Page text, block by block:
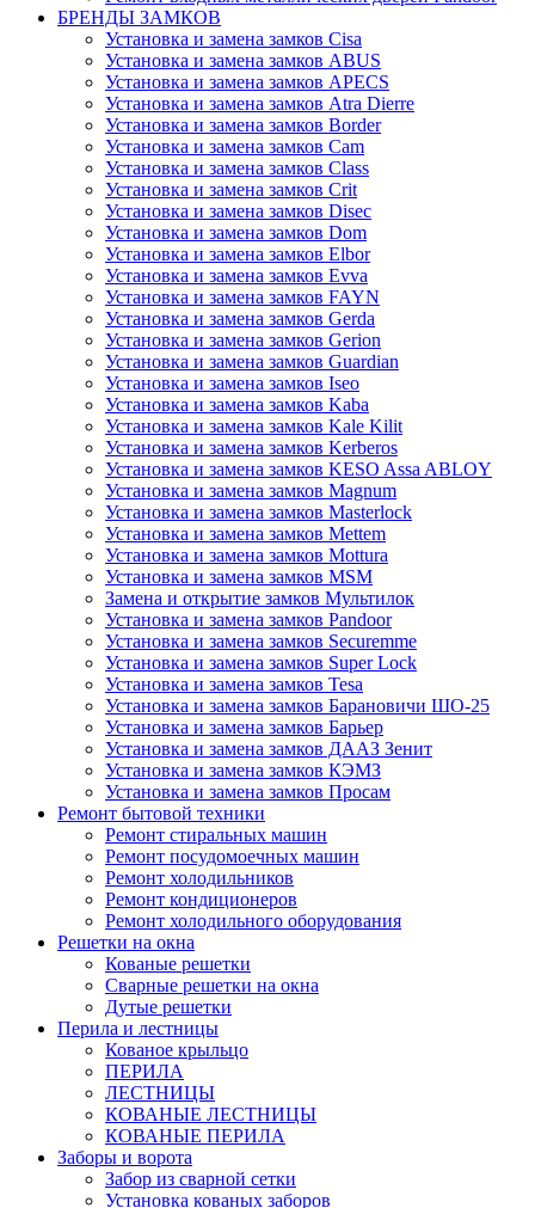
БРЕНДЫ ЗАМКОВ
Установка и замена замков Cisa
Установка и замена замков ABUS
Установка и замена замков APECS
Установка и замена замков Atra Dierre
Установка и замена замков Border
Установка и замена замков Cam
Установка и замена замков Class
Установка и замена замков Crit
Установка и замена замков Disec
Установка и замена замков Dom
Установка и замена замков Elbor
Установка и замена замков Evva
Установка и замена замков FAYN
Установка и замена замков Gerda
Установка и замена замков Gerion
Установка и замена замков Guardian
Установка и замена замков Iseo
Установка и замена замков Kaba
Установка и замена замков Kale Kilit
Установка и замена замков Kerberos
Установка и замена замков KESO Assa ABLOY
Установка и замена замков Magnum
Установка и замена замков Masterlock
Установка и замена замков Mettem
Установка и замена замков Mottura
Установка и замена замков MSM
Замена и открытие замков Мультилок
Установка и замена замков Pandoor
Установка и замена замков Securemme
Установка и замена замков Super Lock
Установка и замена замков Tesa
Установка и замена замков Барановичи ШО-25
Установка и замена замков Барьер
Установка и замена замков ДААЗ Зенит
Установка и замена замков КЭМЗ
Установка и замена замков Просам
Ремонт бытовой техники
Ремонт стиральных машин
Ремонт посудомоечных машин
Ремонт холодильников
Ремонт кондиционеров
Ремонт холодильного оборудования
Решетки на окна
Кованые решетки
Сварные решетки на окна
Дутые решетки
Перила и лестницы
Кованое крыльцо
ПЕРИЛА
ЛЕСТНИЦЫ
КОВАНЫЕ ЛЕСТНИЦЫ
КОВАНЫЕ ПЕРИЛА
Заборы и ворота
Забор из сварной сетки
Установка кованых заборов